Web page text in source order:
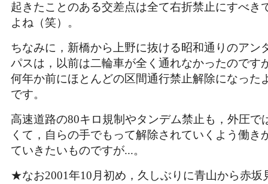
起きたことのある交差点は全て右折禁止にすべき
よね（笑）。
ちなみに，新橋から上野に抜ける昭和通りのアン
パスは，以前は二輪車が全く通れなかったのです
何年か前にほとんどの区間通行禁止解除になった
です。
高速道路の80キロ規制やタンデム禁止も，外圧で
くて，自らの手でもって解除されていくよう働き
ていきたいものですが...。
★なお2001年10月初め，久しぶりに青山から赤坂